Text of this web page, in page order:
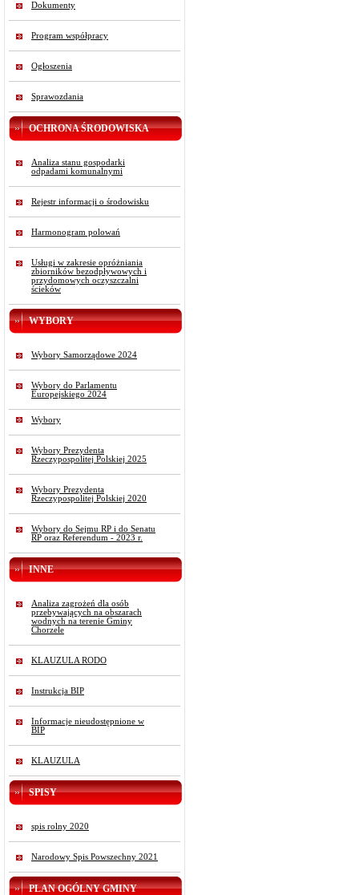
Dokumenty
Program współpracy
Ogłoszenia
Sprawozdania
OCHRONA ŚRODOWISKA
Analiza stanu gospodarki
odpadami komunalnymi
Rejestr informacji o środowisku
Harmonogram polowań
Usługi w zakresie opróżniania
zbiorników bezodpływowych i
przydomowych oczyszczalni
ścieków
WYBORY
Wybory Samorządowe 2024
Wybory do Parlamentu
Europejskiego 2024
Wybory
Wybory Prezydenta
Rzeczypospolitej Polskiej 2025
Wybory Prezydenta
Rzeczypospolitej Polskiej 2020
Wybory do Sejmu RP i do Senatu
RP oraz Referendum - 2023 r.
INNE
Analiza zagrożeń dla osób
przebywających na obszarach
wodnych na terenie Gminy
Chorzele
KLAUZULA RODO
Instrukcja BIP
Informacje nieudostępnione w
BIP
KLAUZULA
SPISY
spis rolny 2020
Narodowy Spis Powszechny 2021
PLAN OGÓLNY GMINY